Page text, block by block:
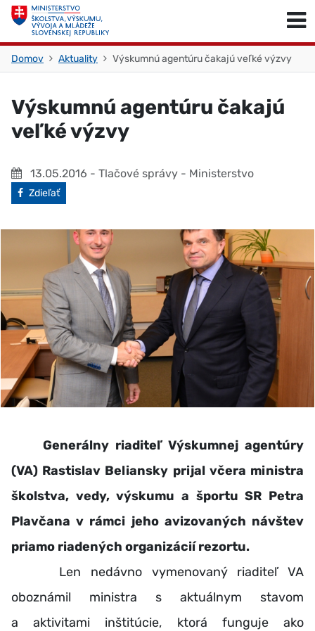
Skočiť na obsah
Domov Aktuality Výskumnú agentúru čakajú veľké výzvy
Výskumnú agentúru čakajú
veľké výzvy
13.05.2016 - Tlačové správy - Ministerstvo
Facebook
Zdieľať
Generálny riaditeľ Výskumnej agentúry
(VA) Rastislav Beliansky prijal včera ministra
školstva, vedy, výskumu a športu SR Petra
Plavčana v rámci jeho avizovaných návštev
priamo riadených organizácií rezortu.
Len nedávno vymenovaný riaditeľ VA
oboznámil ministra s aktuálnym stavom
a aktivitami inštitúcie, ktorá funguje ako
Skočiť na začiatok stránky